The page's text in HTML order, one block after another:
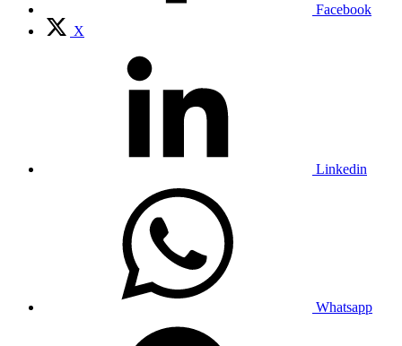
Facebook
X
Linkedin
Whatsapp